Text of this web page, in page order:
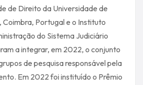
de Direito da Universidade de
Coimbra, Portugal e o Instituto
do Sistema Judiciário
a integrar, em 2022, o conjunto
de pesquisa responsável pela
Em 2022 foi instituído o Prêmio